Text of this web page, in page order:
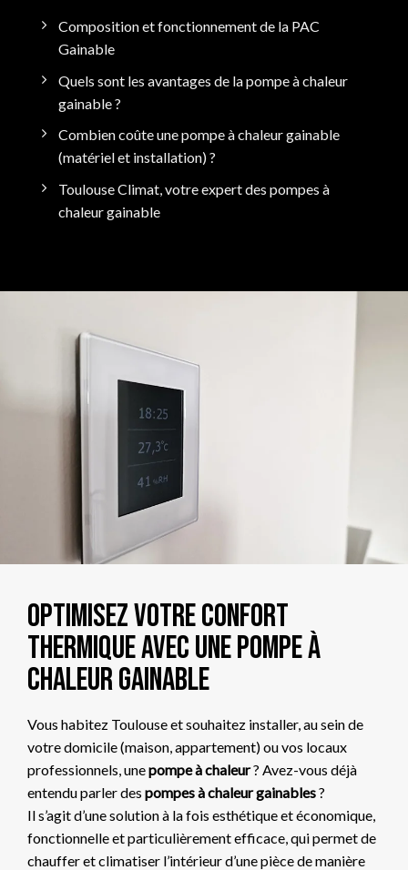
Optimisez votre confort
thermique avec une pompe à
chaleur gainable
Vous habitez Toulouse et souhaitez installer, au sein de
votre domicile (maison, appartement) ou vos locaux
professionnels, unepompe à chaleur? Avez-vous déjà
entendu parler des pompes à chaleur gainables?
Il s’agit d’une solution à la fois esthétique et économique,
fonctionnelle et particulièrement efficace, qui permet de
chauffer et climatiser l’intérieur d’une pièce de manière
Composition et fonctionnement de la PAC
Gainable
Quels sont les avantages de la pompe à chaleur
gainable ?
Combien coûte une pompe à chaleur gainable
(matériel et installation) ?
Toulouse Climat, votre expert des pompes à
chaleur gainable